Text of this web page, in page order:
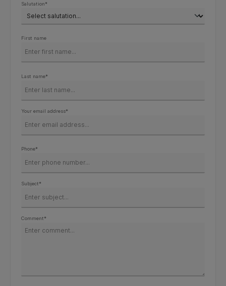
Salutation*
First name
Last name*
Your email address*
Phone*
Subject*
Comment*